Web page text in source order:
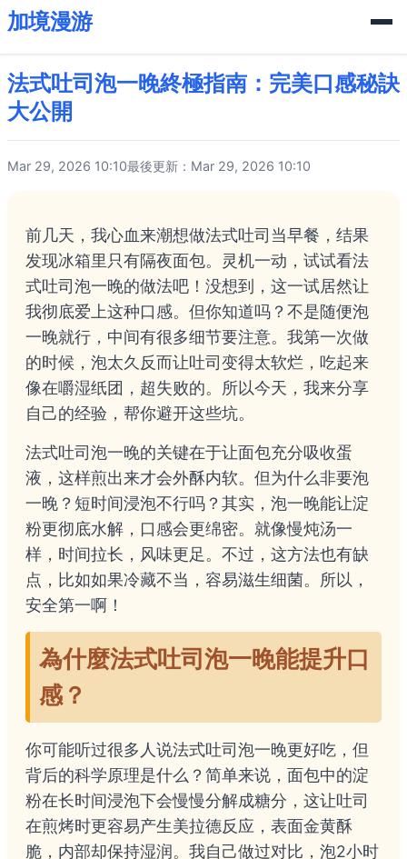
加境漫游
法式吐司泡一晚終極指南：完美口感秘訣
大公開
Mar 29, 2026 10:10最後更新：Mar 29, 2026 10:10
前几天，我心血来潮想做法式吐司当早餐，结果
发现冰箱里只有隔夜面包。灵机一动，试试看法
式吐司泡一晚的做法吧！没想到，这一试居然让
我彻底爱上这种口感。但你知道吗？不是随便泡
一晚就行，中间有很多细节要注意。我第一次做
的时候，泡太久反而让吐司变得太软烂，吃起来
像在嚼湿纸团，超失败的。所以今天，我来分享
自己的经验，帮你避开这些坑。
法式吐司泡一晚的关键在于让面包充分吸收蛋
液，这样煎出来才会外酥内软。但为什么非要泡
一晚？短时间浸泡不行吗？其实，泡一晚能让淀
粉更彻底水解，口感会更绵密。就像慢炖汤一
样，时间拉长，风味更足。不过，这方法也有缺
点，比如如果冷藏不当，容易滋生细菌。所以，
安全第一啊！
為什麼法式吐司泡一晚能提升口
感？
你可能听过很多人说法式吐司泡一晚更好吃，但
背后的科学原理是什么？简单来说，面包中的淀
粉在长时间浸泡下会慢慢分解成糖分，这让吐司
在煎烤时更容易产生美拉德反应，表面金黄酥
脆，内部却保持湿润。我自己做过对比，泡2小时